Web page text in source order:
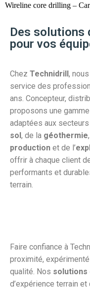
Wireline core drilling –
Des solutions
pour vos
Chez Technidrill,
service des
ans. Concepteur,
proposons une
adaptées aux
sol, de la géothermie
production et de l’
offrir à chaque client
performants et
terrain.
Faire confiance à
proximité,
qualité. Nos solutions
d’expérience terrain et